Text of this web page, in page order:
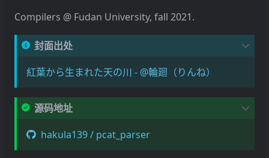
2.2 测试
3 Makefile 文件说明
4.1 Prologue
4.3 Grammar rules
5 对 Flex 文件的修改
Compilers @ Fudan University, fall 2021.
封面出处
紅葉から生まれた天の川 - @輪廻（りんね）
源码地址
hakula139 / pcat_parser